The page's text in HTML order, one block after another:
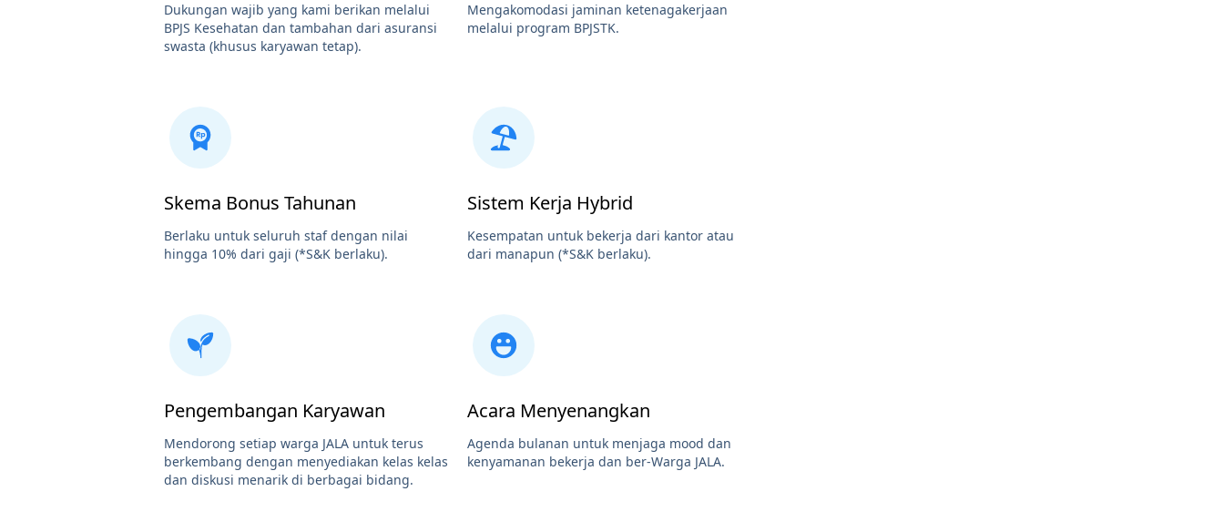
Dukungan wajib yang kami berikan melalui
BPJS Kesehatan dan tambahan dari asuransi
swasta (khusus karyawan tetap).
Mengakomodasi jaminan ketenagakerjaan
melalui program BPJSTK.
Skema Bonus Tahunan
Berlaku untuk seluruh staf dengan nilai
hingga 10% dari gaji (*S&K berlaku).
Sistem Kerja Hybrid
Kesempatan untuk bekerja dari kantor atau
dari manapun (*S&K berlaku).
Pengembangan Karyawan
Mendorong setiap warga JALA untuk terus
berkembang dengan menyediakan kelas kelas
dan diskusi menarik di berbagai bidang.
Acara Menyenangkan
Agenda bulanan untuk menjaga mood dan
kenyamanan bekerja dan ber-Warga JALA.